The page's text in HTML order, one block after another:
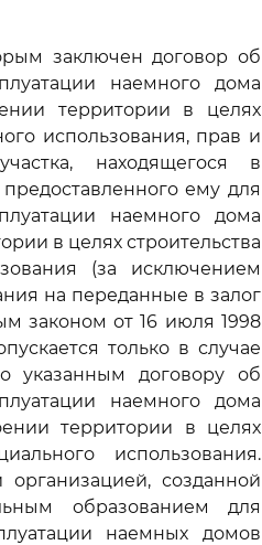
заключен договор об
наемного дома
территории в целях
использования, прав и
находящегося в
ему для
наемного дома
в целях строительства
(за исключением
на переданные в залог
законом от 16 июля 1998
только в случае
указанным договору об
наемного дома
территории в целях
использования.
созданной
образованием для
наемных домов